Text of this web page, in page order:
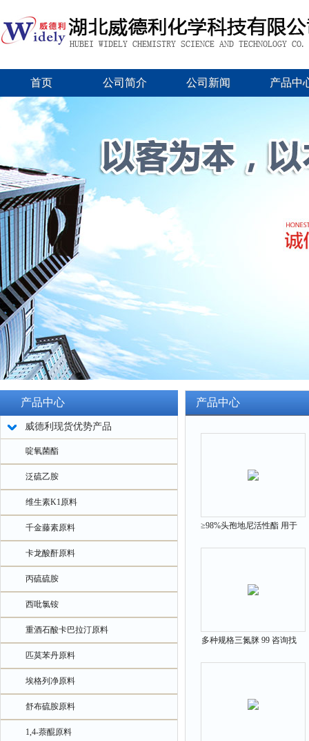
首页 公司简介 公司新闻 产品中
产品中心
威德利现货优势产品
啶氧菌酯
泛硫乙胺
维生素K1原料
千金藤素原料
卡龙酸酐原料
丙硫硫胺
西吡氯铵
重酒石酸卡巴拉汀原料
匹莫苯丹原料
埃格列净原料
舒布硫胺原料
1,4-萘醌原料
产品中心
≥98%头孢地尼活性酯 用于
多种规格三氮脒 99 咨询找